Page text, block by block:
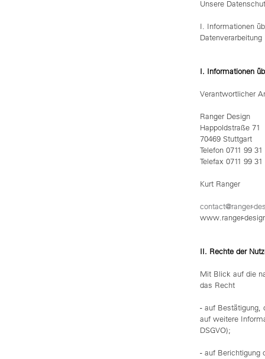
Unsere
I. Informationen
Datenverarbeitung
I. Informationen
Verantwortlicher
Ranger Design
Happoldstraße 71
70469 Stuttgart
Telefon 0711 99 31
Telefax 0711 99 31
Kurt Ranger
contact@ranger-
www.ranger-
II. Rechte der
Mit Blick auf die
das Recht
- auf Bestätigung,
auf weitere
DSGVO);
- auf Berichtigung